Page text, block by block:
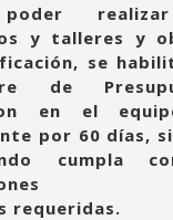
y talleres y
se
de
en el
por 60 días,
cumpla
requeridas.